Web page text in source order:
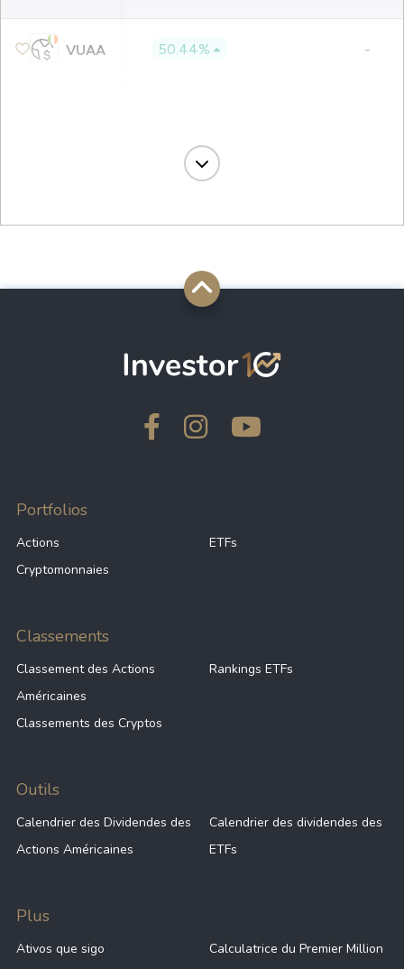
VUAA 50.44% -
49.86%
49.11%
49.08%
48.60%
46.22%
MEUD 42.37%
SPXS
Portfolios
Actions
ETFs
Cryptomonnaies
Classements
Classement des Actions
Américaines
Rankings ETFs
Classements des Cryptos
Outils
Calendrier des Dividendes des
Actions Américaines
Calendrier des dividendes des
ETFs
Plus
Ativos que sigo
Calculatrice du Premier Million